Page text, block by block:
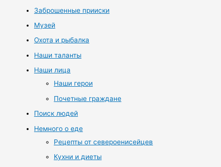
Заброшенные прииски
Музей
Охота и рыбалка
Наши таланты
Наши лица
Наши герои
Почетные граждане
Поиск людей
Немного о еде
Рецепты от североенисейцев
Кухни и диеты